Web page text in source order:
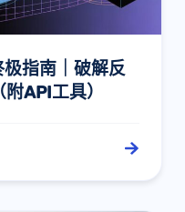
指南｜破解反
API工具）